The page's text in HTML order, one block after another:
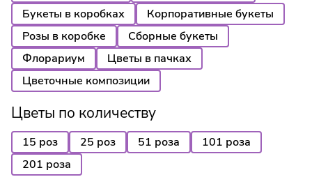
Букеты в коробках
Корпоративные букеты
Розы в коробке
Сборные букеты
Флорариум
Цветы в пачках
Цветочные композиции
Цветы по количеству
15 роз 25 роз 51 роза
101 роза
201 роза